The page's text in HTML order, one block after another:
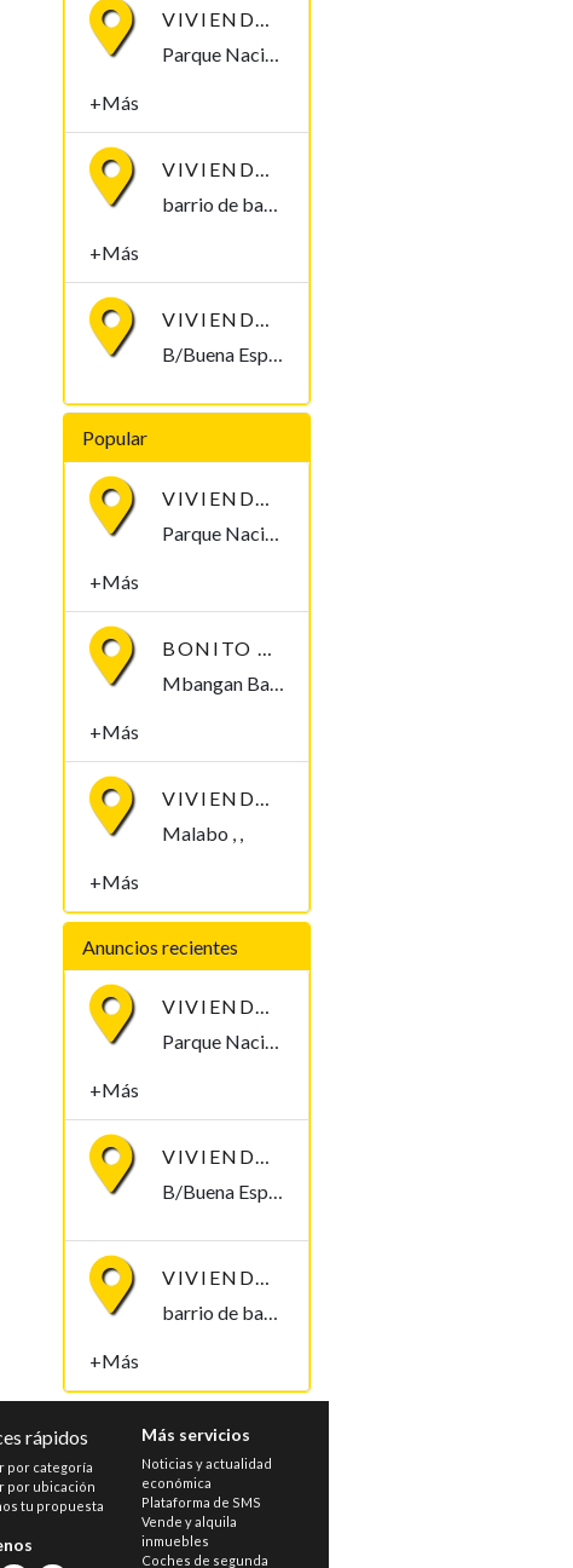
VIVIENDA EN ALQUILER POR PARQUE NACIONAL DE MALABO
Parque Nacional de Malabo Malabo, Bioko Norte , Guinea Ecuatorial
+Más
VIVIENDA EN ALQUILER, B/ BANAPÁ 2.000.000
barrio de banapá. Malabo Malabo, Bioko Norte , Guinea Ecuatorial
+Más
VIVIENDA EN ALQUILER, B/BUENA ESPERANZA1. 250.000/MES
B/Buena Esperanza1, Malabo Malabo, Bioko Norte , Guinea Ecuatorial
Popular
VIVIENDA EN ALQUILER POR PARQUE NACIONAL DE MALABO
Parque Nacional de Malabo Malabo, Bioko Norte , Guinea Ecuatorial
+Más
BONITO APARTAMENTO EN MBANGAN II, BATA
Mbangan Bata, Litoral , Guinea Ecuatorial
+Más
VIVIENDA EN VENTA. 8 MILLONES
Malabo , ,
+Más
Anuncios recientes
VIVIENDA EN ALQUILER POR PARQUE NACIONAL DE MALABO
Parque Nacional de Malabo Malabo, Bioko Norte , Guinea Ecuatorial
+Más
VIVIENDA EN ALQUILER, B/BUENA ESPERANZA1. 250.000/MES
B/Buena Esperanza1, Malabo Malabo, Bioko Norte , Guinea Ecuatorial
VIVIENDA EN ALQUILER, B/ BANAPÁ 2.000.000
barrio de banapá. Malabo Malabo, Bioko Norte , Guinea Ecuatorial
+Más
rápidos
por categoría
por ubicación
tu propuesta
Más servicios
Noticias y actualidad
económica
Plataforma de SMS
Vende y alquila
inmuebles
Coches de segunda